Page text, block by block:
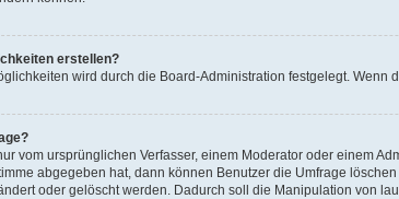
erstellen?
wird durch die Board-Administration festgelegt.
vom ursprünglichen Verfasser, einem Moderator oder einem
abgegeben hat, dann können Benutzer die Umfrage
oder gelöscht werden. Dadurch soll die Manipulation von